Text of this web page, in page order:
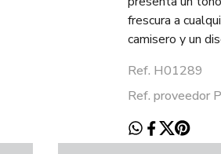
frescura a
camisero y un
Ref. H01289
Ref. proveedor